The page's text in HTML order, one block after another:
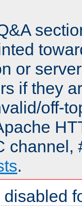
or
if they
off-
channel,
.